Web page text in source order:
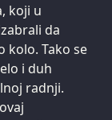
koji u
da
kolo. Tako se
i duh
radnji.